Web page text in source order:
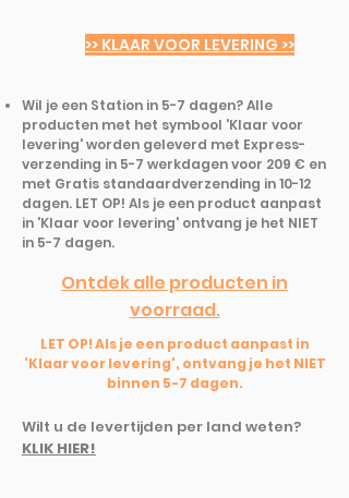
>> KLAAR VOOR LEVERING >>
Wil je een Station in 5-7 dagen? Alle
producten met het symbool 'Klaar voor
levering' worden geleverd met Express-
verzending in 5-7 werkdagen voor 209 € en
met Gratis standaardverzending in 10-12
dagen. LET OP! Als je een product aanpast
in 'Klaar voor levering' ontvang je het NIET
in 5-7 dagen.
Ontdek alle producten in
voorraad.
LET OP! Als je een product aanpast in
'Klaar voor levering', ontvang je het NIET
binnen 5-7 dagen.
Wilt u de levertijden per land weten?
KLIK HIER!